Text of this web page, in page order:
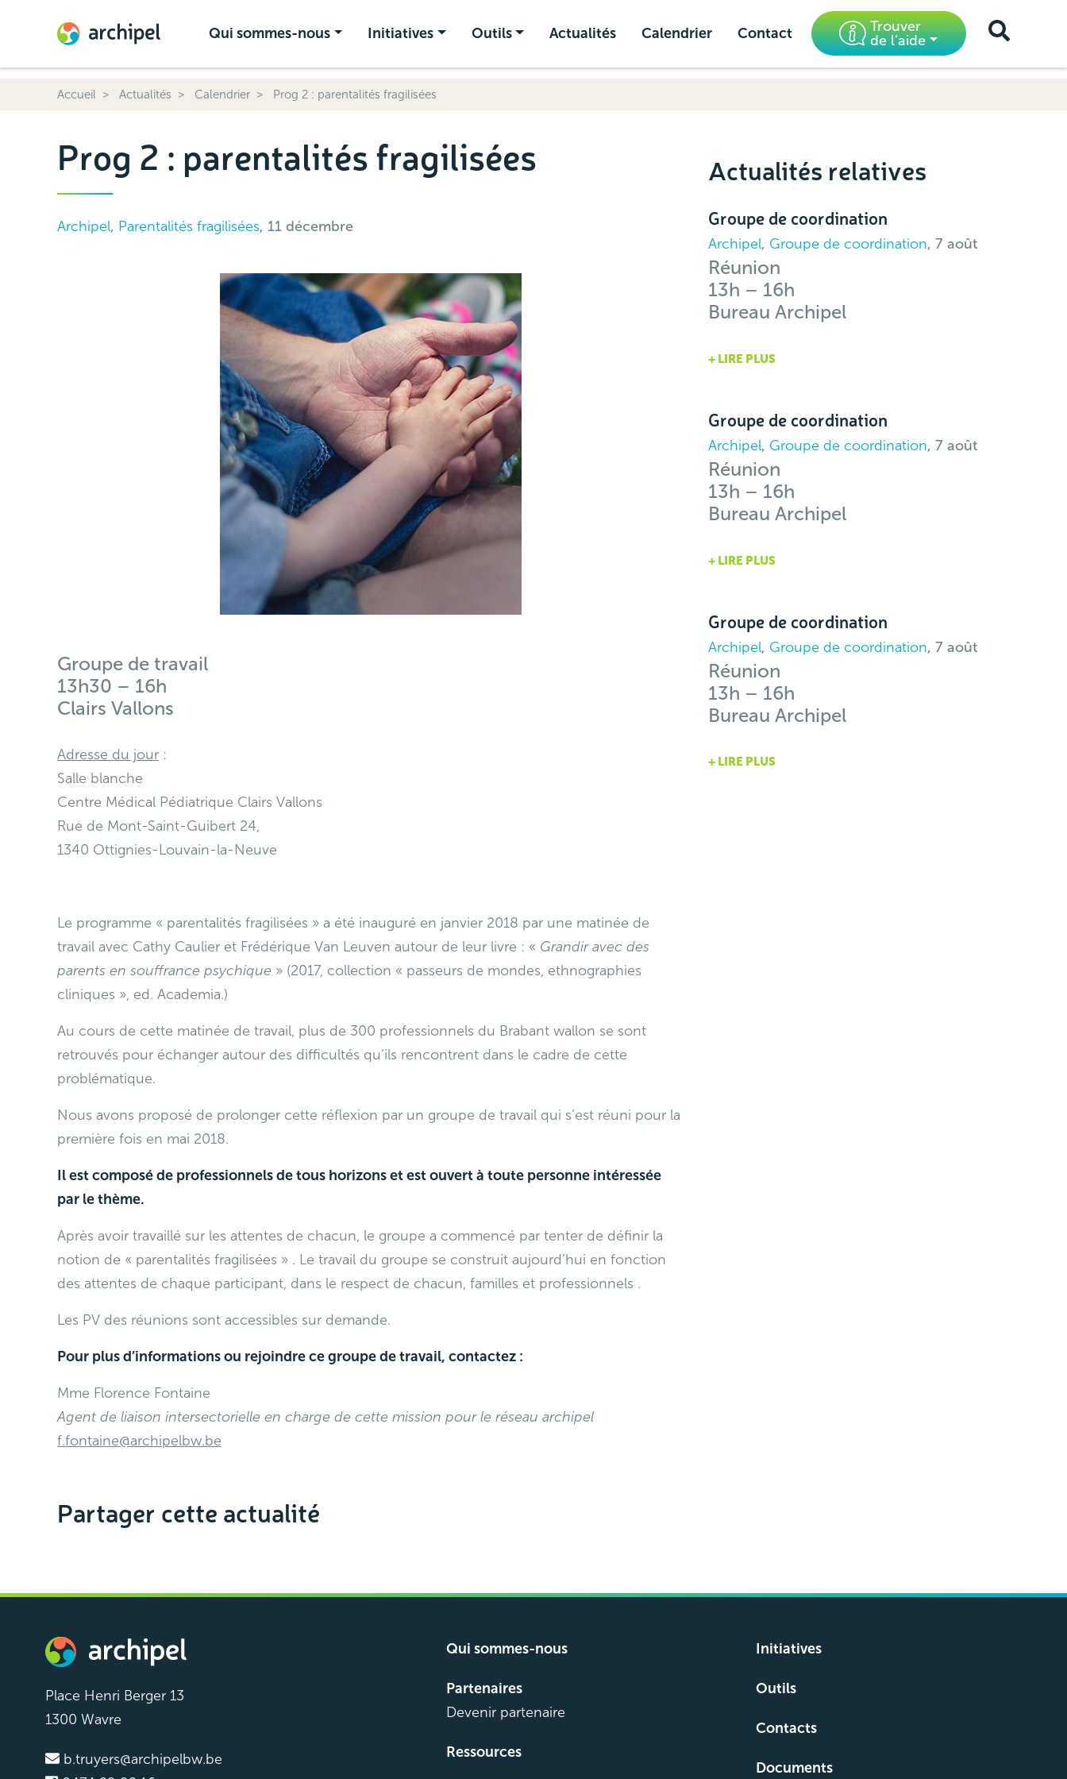
Qui sommes-nous Initiatives Outils Actualités Calendrier Contact
Trouver
de l’aide
Accueil Actualités Calendrier Prog 2 : parentalités fragilisées
Prog 2 : parentalités fragilisées
Archipel, Parentalités fragilisées, 11 décembre
Groupe de travail
13h30 – 16h
Clairs Vallons
Adresse du jour :
Salle blanche
Centre Médical Pédiatrique Clairs Vallons
Rue de Mont-Saint-Guibert 24,
1340 Ottignies-Louvain-la-Neuve
Le programme « parentalités fragilisées » a été inauguré en janvier 2018 par une matinée de
travail avec Cathy Caulier et Frédérique Van Leuven autour de leur livre : « Grandir avec des
parents en souffrance psychique » (2017, collection « passeurs de mondes, ethnographies
cliniques », ed. Academia.)
Au cours de cette matinée de travail, plus de 300 professionnels du Brabant wallon se sont
retrouvés pour échanger autour des difficultés qu’ils rencontrent dans le cadre de cette
problématique.
Nous avons proposé de prolonger cette réflexion par un groupe de travail qui s’est réuni pour la
première fois en mai 2018.
Il est composé de professionnels de tous horizons et est ouvert à toute personne intéressée
par le thème.
Après avoir travaillé sur les attentes de chacun, le groupe a commencé par tenter de définir la
notion de « parentalités fragilisées » . Le travail du groupe se construit aujourd’hui en fonction
des attentes de chaque participant, dans le respect de chacun, familles et professionnels .
Les PV des réunions sont accessibles sur demande.
Pour plus d’informations ou rejoindre ce groupe de travail, contactez :
Mme Florence Fontaine
Agent de liaison intersectorielle en charge de cette mission pour le réseau archipel
f.fontaine@archipelbw.be
Partager cette actualité
Actualités relatives
Groupe de coordination
Archipel, Groupe de coordination, 7 août
Réunion
13h – 16h
Bureau Archipel
+ LIRE PLUS
Groupe de coordination
Archipel, Groupe de coordination, 7 août
Réunion
13h – 16h
Bureau Archipel
+ LIRE PLUS
Groupe de coordination
Archipel, Groupe de coordination, 7 août
Réunion
13h – 16h
Bureau Archipel
+ LIRE PLUS
Place Henri Berger 13
1300 Wavre
b.truyers@archipelbw.be
Qui sommes-nous
Partenaires
Devenir partenaire
Ressources
Initiatives
Outils
Contacts
Documents